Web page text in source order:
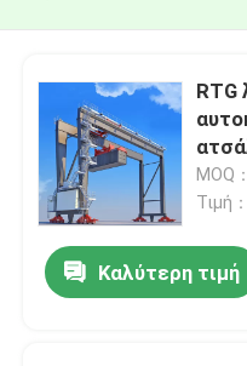
RTG
MOQ
Τιμή
Καλύτερη τιμή